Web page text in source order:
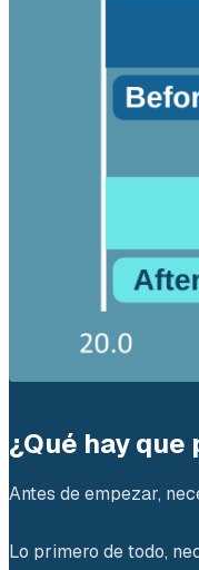
¿Qué hay
Antes de empezar,
Lo primero de todo,